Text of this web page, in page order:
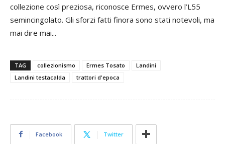
collezione così preziosa, riconosce Ermes, ovvero l’L55
semincingolato. Gli sforzi fatti finora sono stati notevoli, ma
mai dire mai...
TAG collezionismo Ermes Tosato
Landini
Landini testacalda
trattori d'epoca
Facebook Twitter